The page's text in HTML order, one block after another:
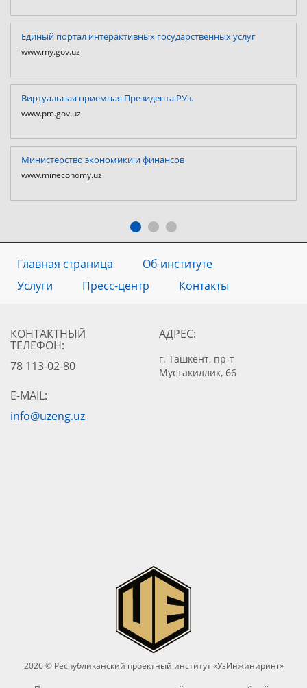
Единый портал интерактивных государственных услуг
www.my.gov.uz
Виртуальная приемная Президента РУз.
www.pm.gov.uz
Министерство экономики и финансов
www.mineconomy.uz
Главная страница
Об институте
Услуги
Пресс-центр Контакты
КОНТАКТНЫЙ
ТЕЛЕФОН:
78 113-02-80
АДРЕС:
г. Ташкент, пр-т
Мустакиллик, 66
E-MAIL:
info@uzeng.uz
2026 © Республиканский проектный институт «УзИнжиниринг»